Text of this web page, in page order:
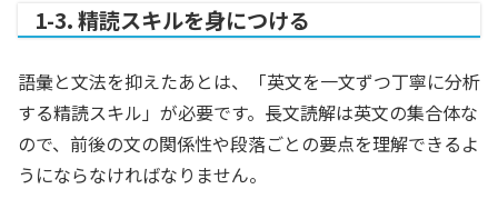
1-3. 精読スキルを身につける
語彙と文法を抑えたあとは、「英文を一文ずつ丁寧に分析
する精読スキル」が必要です。長文読解は英文の集合体な
ので、前後の文の関係性や段落ごとの要点を理解できるよ
うにならなければなりません。